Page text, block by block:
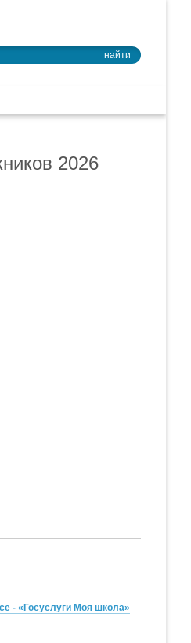
найти
2026
- «Госуслуги Моя школа»